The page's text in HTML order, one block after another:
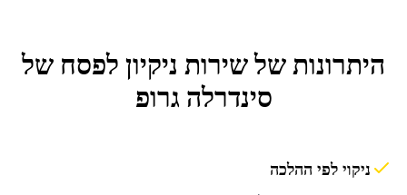
היתרונות של שירות ניקיון לפסח של
סינדרלה גרופ
ניקוי לפי ההלכה